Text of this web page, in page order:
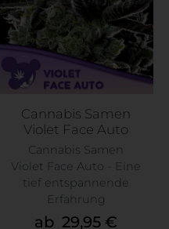
Cannabis Samen
Violet Face Auto
Cannabis Samen
Violet Face Auto - Eine
tief entspannende
Erfahrung
ab 29,95 €